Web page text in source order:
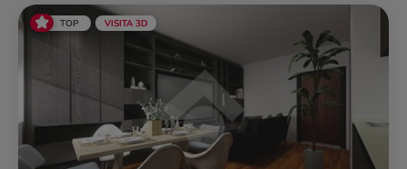
TOP VISITA 3D